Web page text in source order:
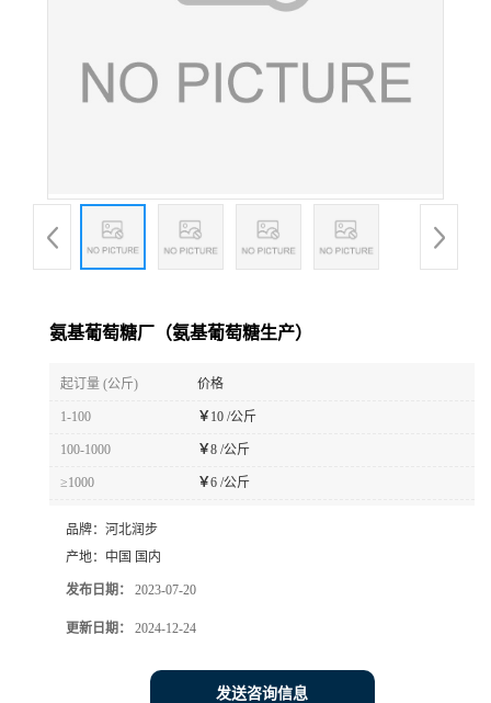
氨基葡萄糖厂（氨基葡萄糖生产）
起订量 (公斤) 价格
1-100 ￥10 /公斤
100-1000 ￥8 /公斤
≥1000 ￥6 /公斤
品牌： 河北润步
产地： 中国 国内
发布日期： 2023-07-20
更新日期： 2024-12-24
发送咨询信息